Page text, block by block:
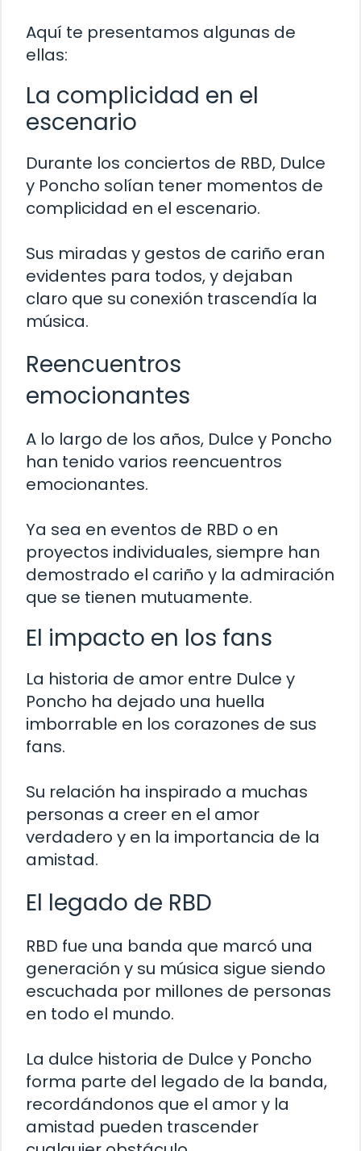
Aquí te presentamos algunas de
ellas:
La complicidad en el
escenario
Durante los conciertos de RBD, Dulce
y Poncho solían tener momentos de
complicidad en el escenario.
Sus miradas y gestos de cariño eran
evidentes para todos, y dejaban
claro que su conexión trascendía la
música.
Reencuentros
emocionantes
A lo largo de los años, Dulce y Poncho
han tenido varios reencuentros
emocionantes.
Ya sea en eventos de RBD o en
proyectos individuales, siempre han
demostrado el cariño y la admiración
que se tienen mutuamente.
El impacto en los fans
La historia de amor entre Dulce y
Poncho ha dejado una huella
imborrable en los corazones de sus
fans.
Su relación ha inspirado a muchas
personas a creer en el amor
verdadero y en la importancia de la
amistad.
El legado de RBD
RBD fue una banda que marcó una
generación y su música sigue siendo
escuchada por millones de personas
en todo el mundo.
La dulce historia de Dulce y Poncho
forma parte del legado de la banda,
recordándonos que el amor y la
amistad pueden trascender